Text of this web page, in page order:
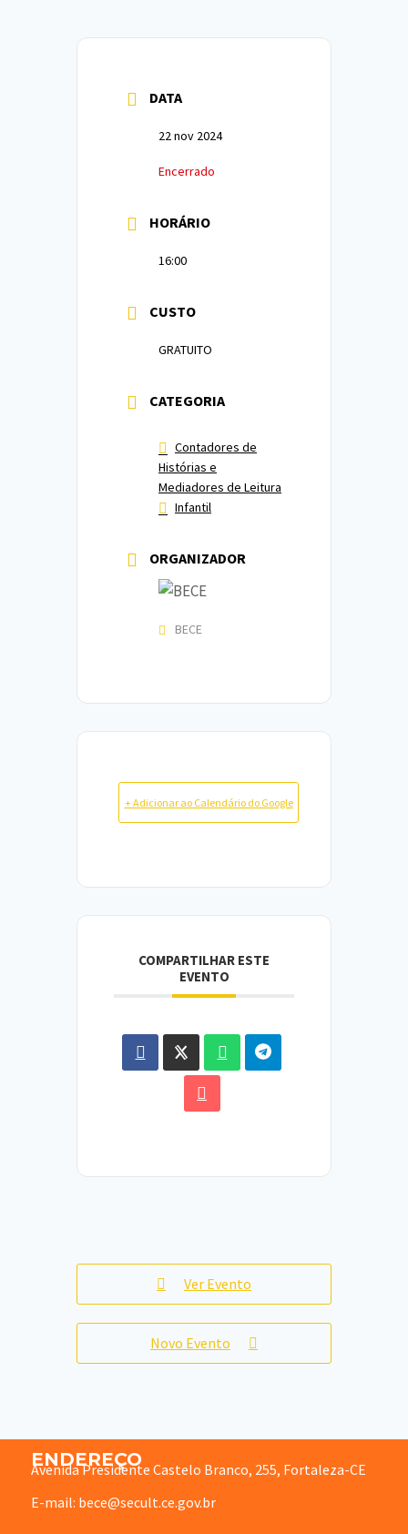
DATA
22 nov 2024
Encerrado
HORÁRIO
16:00
CUSTO
GRATUITO
CATEGORIA
Contadores de
Histórias e
Mediadores de Leitura
Infantil
ORGANIZADOR
BECE
+ Adicionar ao Calendário do Google
COMPARTILHAR ESTE
EVENTO
Ver Evento
Novo Evento
ENDEREÇO
Avenida Presidente Castelo Branco, 255, Fortaleza-CE
E-mail: bece@secult.ce.gov.br